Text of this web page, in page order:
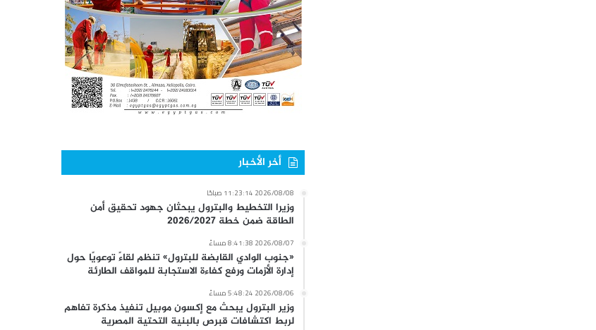
أخر الأخبار
2026/08/08 11:23:14 صباحًا
وزيرا التخطيط والبترول يبحثان جهود تحقيق أمن
الطاقة ضمن خطة 2026/2027
2026/08/07 8:41:38 مساءً
«جنوب الوادي القابضة للبترول» تنظم لقاءً توعويًا حول
إدارة الأزمات ورفع كفاءة الاستجابة للمواقف الطارئة
2026/08/06 5:48:24 مساءً
وزير البترول يبحث مع إكسون موبيل تنفيذ مذكرة تفاهم
لربط اكتشافات قبرص بالبنية التحتية المصرية